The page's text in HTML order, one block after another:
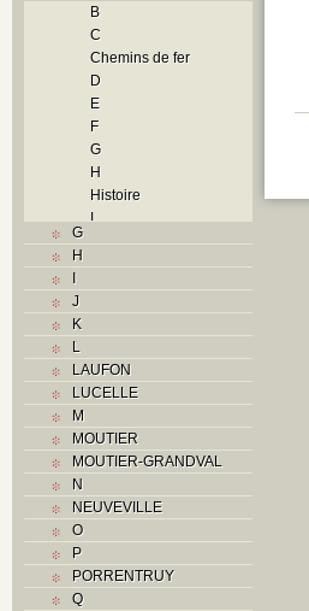
B
C
Chemins de fer
D
E
F
G
H
Histoire
I
Routes
S
Textes
V
G
H
I
J
K
L
LAUFON
LUCELLE
M
MOUTIER
MOUTIER-GRANDVAL
N
NEUVEVILLE
O
P
PORRENTRUY
Q